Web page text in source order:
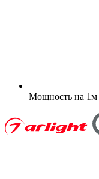
Мощность на 1м